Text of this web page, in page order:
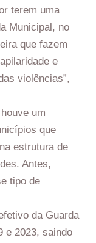
terem uma
Municipal, no
que fazem
e
violências”,
um
que
estrutura de
Antes,
tipo de
da Guarda
e 2023, saindo